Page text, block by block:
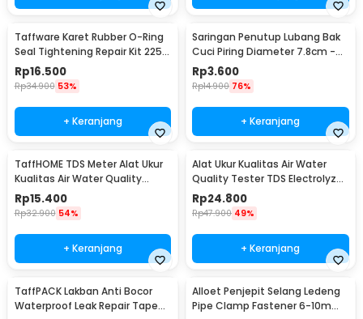
Taffware Karet Rubber O-Ring
Seal Tightening Repair Kit 225
PCS - E436
Rp16.500
Rp34.900 53%
+ Keranjang
Saringan Penutup Lubang Bak
Cuci Piring Diameter 7.8cm -
M128
Rp3.600
Rp14.900 76%
+ Keranjang
TaffHOME TDS Meter Alat Ukur
Kualitas Air Water Quality
Tester - TDS-3
Rp15.400
Rp32.900 54%
+ Keranjang
Alat Ukur Kualitas Air Water
Quality Tester TDS Electrolyzer
- JJ2850
Rp24.800
Rp47.900 49%
+ Keranjang
TaffPACK Lakban Anti Bocor
Waterproof Leak Repair Tape
Alloet Penjepit Selang Ledeng
Pipe Clamp Fastener 6-10mm